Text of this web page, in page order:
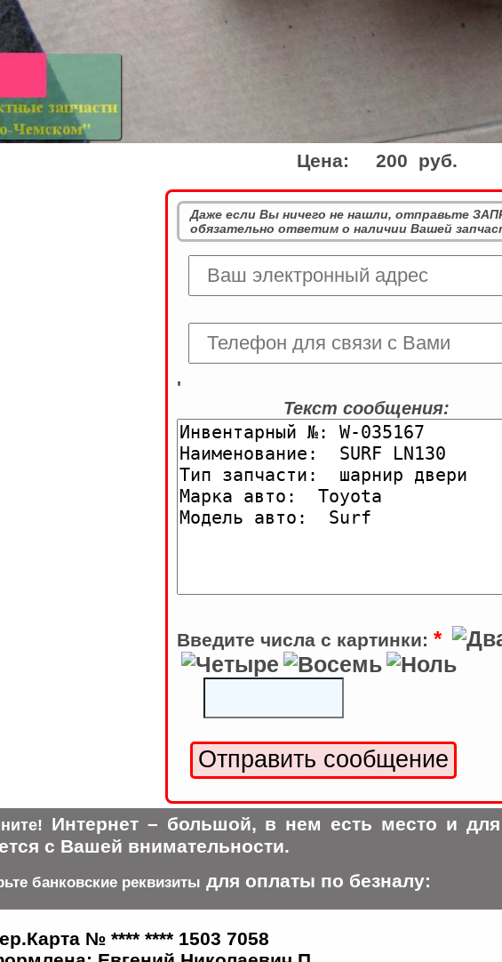
Цена: 200 руб.
Даже если Вы ничего не нашли, отправьте
обязательно ответим о наличии Вашей
'
Текст сообщения:
Введите числа с картинки: *
Интернет – большой, в нем есть место и для
с Вашей внимательности.
банковские реквизиты для оплаты по безналу:
№ **** **** 1503 7058